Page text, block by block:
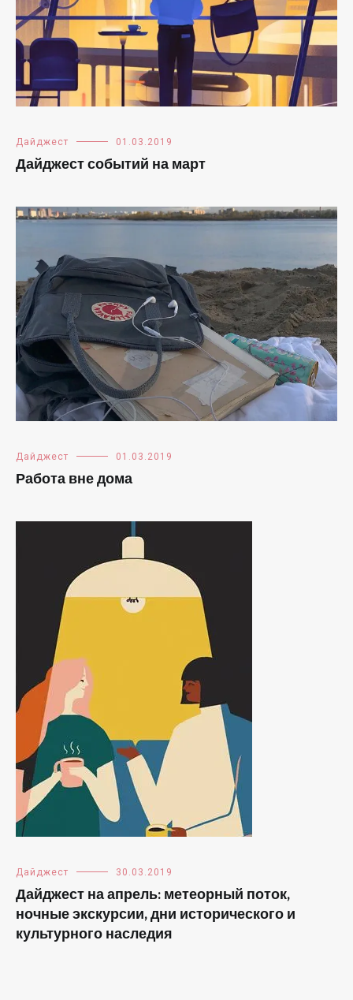
Дайджест 01.03.2019
Дайджест событий на март
Дайджест 01.03.2019
Работа вне дома
Дайджест 30.03.2019
Дайджест на апрель: метеорный поток,
ночные экскурсии, дни исторического и
культурного наследия